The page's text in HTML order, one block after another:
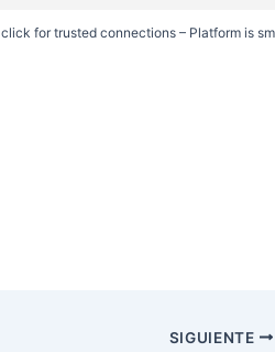
click for trusted connections – Platform is
SIGUIENTE